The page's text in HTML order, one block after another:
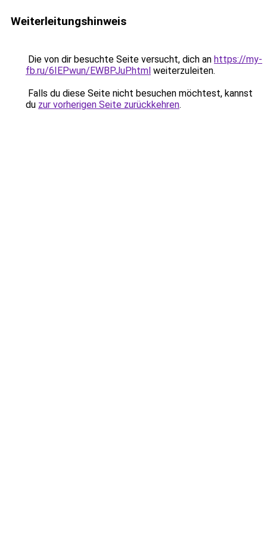
Weiterleitungshinweis
Die von dir besuchte Seite versucht, dich an https://my-
fb.ru/6IEPwun/EWBPJuP.html weiterzuleiten.
Falls du diese Seite nicht besuchen möchtest, kannst
du zur vorherigen Seite zurückkehren.